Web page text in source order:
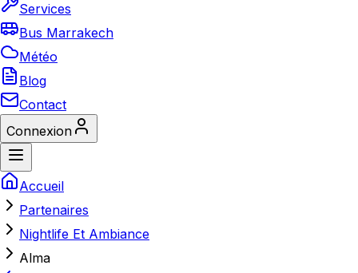
Services
Bus Marrakech
Météo
Blog
Contact
Connexion
Accueil
Partenaires
Nightlife Et Ambiance
Alma